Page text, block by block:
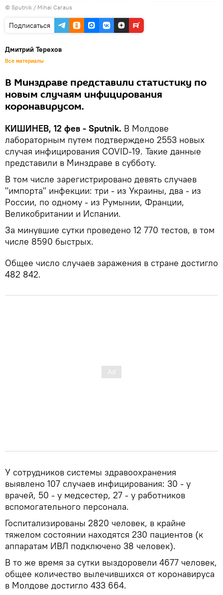
© Sputnik / Mihai Caraus
Подписаться
Дмитрий Терехов
Все материалы
В Минздраве представили статистику по
новым случаям инфицирования
коронавирусом.
КИШИНЕВ, 12 фев - Sputnik. В Молдове
лабораторным путем подтверждено 2553 новых
случая инфицирования COVID-19. Такие данные
представили в Минздраве в субботу.
В том числе зарегистрировано девять случаев
"импорта" инфекции: три - из Украины, два - из
России, по одному - из Румынии, Франции,
Великобритании и Испании.
За минувшие сутки проведено 12 770 тестов, в том
числе 8590 быстрых.
Общее число случаев заражения в стране достигло
482 842.
У сотрудников системы здравоохранения
выявлено 107 случаев инфицирования: 30 - у
врачей, 50 - у медсестер, 27 - у работников
вспомогательного персонала.
Госпитализированы 2820 человек, в крайне
тяжелом состоянии находятся 230 пациентов (к
аппаратам ИВЛ подключено 38 человек).
В то же время за сутки выздоровели 4677 человек,
общее количество вылечившихся от коронавируса
в Молдове достигло 433 664.